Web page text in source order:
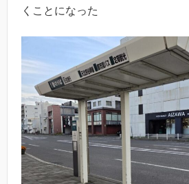
くことになった